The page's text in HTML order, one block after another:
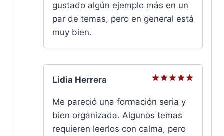
gustado algún ejemplo más en un
par de temas, pero en general está
muy bien.
Lidia Herrera
con5de
5
Me pareció una formación seria y
bien organizada. Algunos temas
requieren leerlos con calma, pero